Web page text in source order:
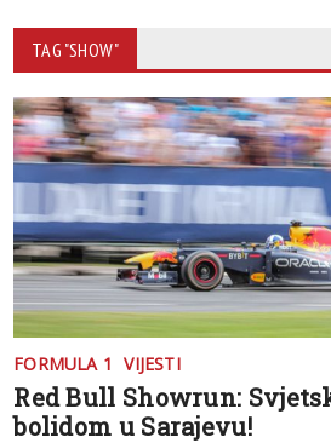
TAG "SHOW"
FORMULA 1 VIJESTI
Red Bull Showrun:
bolidom u Sarajevu!